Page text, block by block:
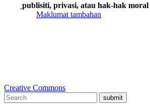
publisiti, privasi, atau hak-hak moral
Maklumat tambahan
Creative Commons
submit